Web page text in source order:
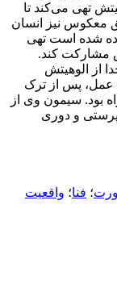
تهی می‌کند تا
‌معکوس نیز انسان
شده است تهی
مشارکت کند.
از الوهیتش
عمل، پس از ترک
بود. سیمون وی از
و دوری
؛ فنا؛ واقعیت